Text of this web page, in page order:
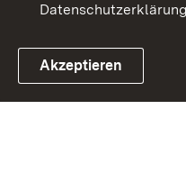
Akzeptieren